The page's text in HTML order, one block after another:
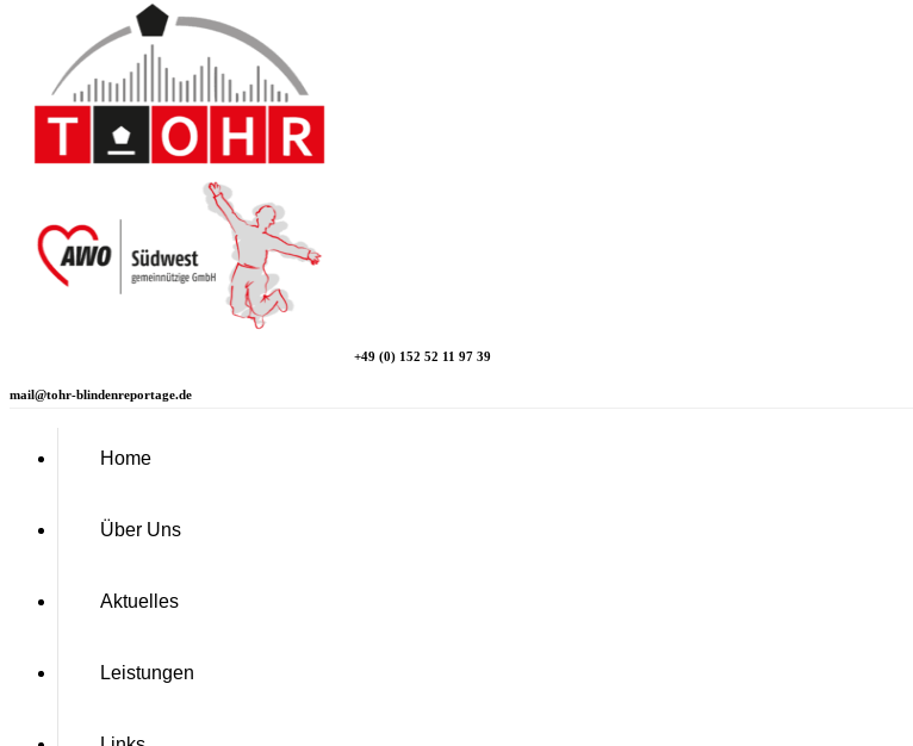
+49 (0) 152 52 11 97 39
mail@tohr-blindenreportage.de
Home
Über Uns
Aktuelles
Leistungen